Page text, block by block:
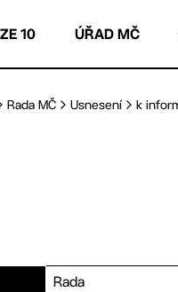
10 ÚŘAD MČ
Rada MČ Usnesení k
Rada